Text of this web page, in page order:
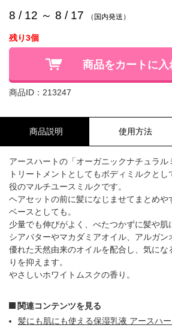
8 / 12 ～ 8 / 17 （国内発送）
残り3個
商品をカートに入
商品ID：213247
商品説明 使用方法
アースハートの「オーガニックナチュラル
トリートメントとしてもボディミルクとし
役のマルチユースミルクです。
ヘアセットの前に髪になじませてまとめや
ベースとしても。
少量でも伸びがよく、べたつかずに髪や肌
シアバターやマカダミアオイル、アルガ
優れた天然由来のオイルを配合し、気にな
りを抑えます。
やさしいホワイトムスクの香り。
関連コンテンツを見る
髪にも肌にも使える保湿乳液 アースハ